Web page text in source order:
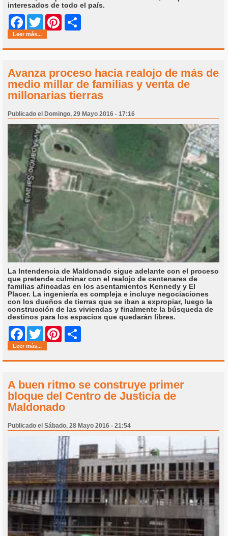
interesados de todo el país.
Facebook
Twitter Pinterest
Leer más...
Avanza proceso hacia realojo de más de
medio millar de familias y venta de
millonarias tierras
Publicado el Domingo, 29 Mayo 2016 - 17:16
La Intendencia de Maldonado sigue adelante con el proceso
que pretende culminar con el realojo de centenares de
familias afincadas en los asentamientos Kennedy y El
Placer. La ingeniería es compleja e incluye negociaciones
con los dueños de tierras que se iban a expropiar, luego la
construcción de las viviendas y finalmente la búsqueda de
destinos para los espacios que quedarán libres.
Facebook
Twitter Pinterest
Leer más...
A buen ritmo se construye primer
bloque del Centro de Justicia de
Maldonado
Publicado el Sábado, 28 Mayo 2016 - 21:54